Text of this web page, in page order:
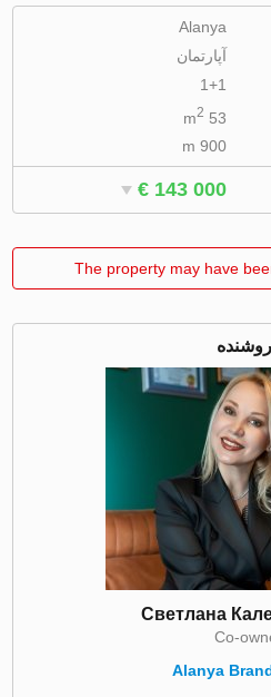
Alanya
آپارتمان
1+1
53 m
2
900 m
€ 143 000
The property may have
Светлана
Co-
Alanya